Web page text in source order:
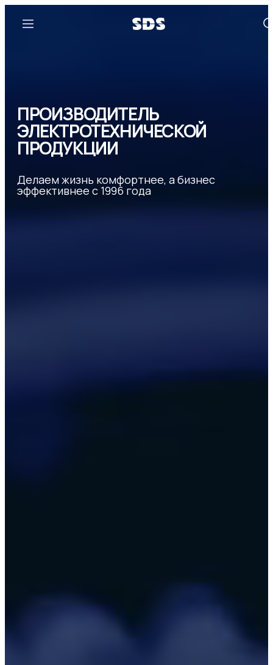
ПРОИЗВОДИТЕЛЬ
ЭЛЕКТРОТЕХНИЧЕСКОЙ
ПРОДУКЦИИ
Делаем жизнь комфортнее, а бизнес
эффективнее с 1996 года